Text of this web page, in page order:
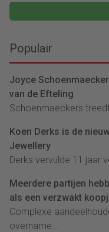
Populair
Joyce
van de Efteling
Schoenmaeckers
Koen Derks is de
Jewellery
Derks vervulde 11 jaar
Meerdere partijen
als een verzwakt
Complexe
overname...